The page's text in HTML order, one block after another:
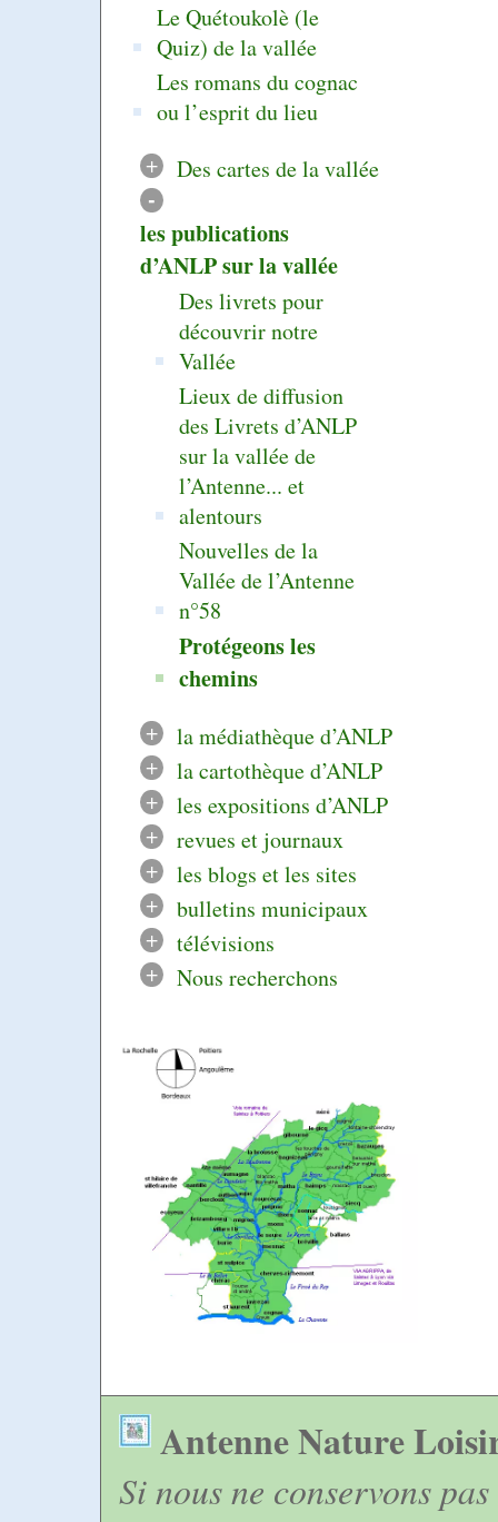
Le Quétoukolè (le
Quiz) de la vallée
Les romans du cognac
ou l’esprit du lieu
+
Des cartes de la vallée
-
les publications
d’ANLP sur la vallée
Des livrets pour
découvrir notre
Vallée
Lieux de diffusion
des Livrets d’ANLP
sur la vallée de
l’Antenne... et
alentours
Nouvelles de la
Vallée de l’Antenne
n°58
Protégeons les
chemins
+
la médiathèque d’ANLP
+
la cartothèque d’ANLP
+
les expositions d’ANLP
+
revues et journaux
+
les blogs et les sites
+
bulletins municipaux
+
télévisions
+
Nous recherchons
Antenne Nature
Si nous ne conservons